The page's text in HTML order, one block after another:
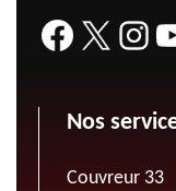
Nos
Couvreur 33